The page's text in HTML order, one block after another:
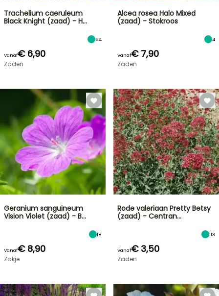
Trachelium caeruleum
Black Knight (zaad) - H…
94
Vanaf€ 6,90
Zaden
Alcea rosea Halo Mixed
(zaad) - Stokroos
4
Vanaf€ 7,90
Zaden
Geranium sanguineum
Vision Violet (zaad) - B…
18
Vanaf€ 8,90
Zakje
Rode valeriaan Pretty Betsy
(zaad) - Centran…
113
Vanaf€ 3,50
Zaden